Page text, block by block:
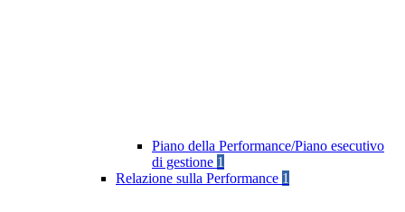
Piano della Performance/Piano esecutivo
di gestione 1
Relazione sulla Performance 1